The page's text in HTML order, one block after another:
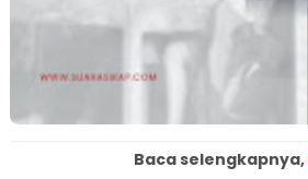
Baca selengkapnya,